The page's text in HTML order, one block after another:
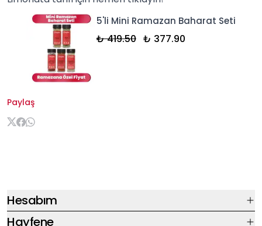
5'li Mini Ramazan Baharat Seti
₺ 419.50 ₺ 377.90
Paylaş
Hesabım
Hayfene